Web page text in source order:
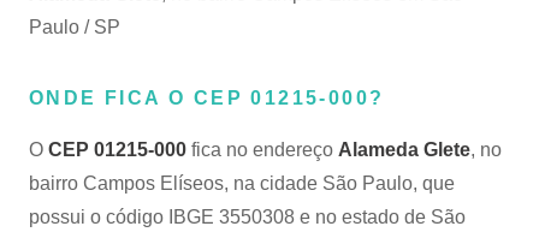
Paulo / SP
ONDE FICA O CEP 01215-000?
O CEP 01215-000 fica no endereço Alameda Glete, no
bairro Campos Elíseos, na cidade São Paulo, que
possui o código IBGE 3550308 e no estado de São